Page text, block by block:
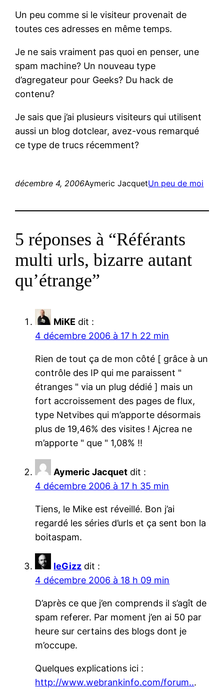
Un peu comme si le visiteur provenait de
toutes ces adresses en même temps.
Je ne sais vraiment pas quoi en penser, une
spam machine? Un nouveau type
d’agregateur pour Geeks? Du hack de
contenu?
Je sais que j’ai plusieurs visiteurs qui utilisent
aussi un blog dotclear, avez-vous remarqué
ce type de trucs récemment?
décembre 4, 2006Aymeric JacquetUn peu de moi
5 réponses à “Référants
multi urls, bizarre autant
qu’étrange”
MiKE dit :
4 décembre 2006 à 17 h 22 min
Rien de tout ça de mon côté [ grâce à un
contrôle des IP qui me paraissent "
étranges " via un plug dédié ] mais un
fort accroissement des pages de flux,
type Netvibes qui m’apporte désormais
plus de 19,46% des visites ! Ajcrea ne
m’apporte " que " 1,08% !!
Aymeric Jacquet dit :
4 décembre 2006 à 17 h 35 min
Tiens, le Mike est réveillé. Bon j’ai
regardé les séries d’urls et ça sent bon la
boitaspam.
leGizz dit :
4 décembre 2006 à 18 h 09 min
D’après ce que j’en comprends il s’agît de
spam referer. Par moment j’en ai 50 par
heure sur certains des blogs dont je
m’occupe.
Quelques explications ici :
http://www.webrankinfo.com/forum...